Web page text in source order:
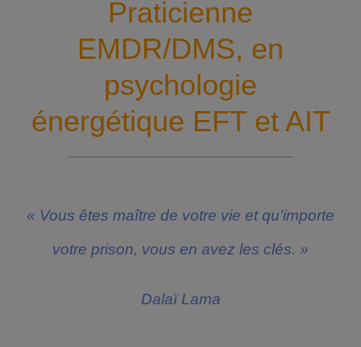
Praticienne
EMDR/DMS, en
psychologie
énergétique EFT et AIT
« Vous êtes maître de votre vie et qu’importe
votre prison, vous en avez les clés. »
Dalaï Lama